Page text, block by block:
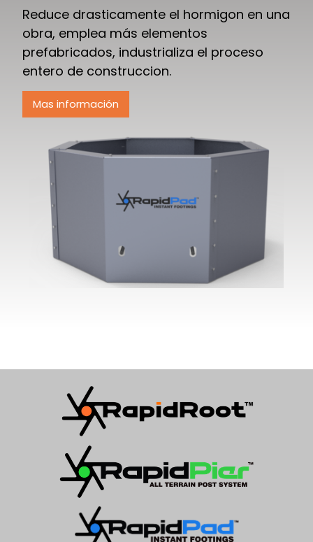
Reduce drasticamente el hormigon en una
obra, emplea más elementos
prefabricados, industrializa el proceso
entero de construccion.
Mas información